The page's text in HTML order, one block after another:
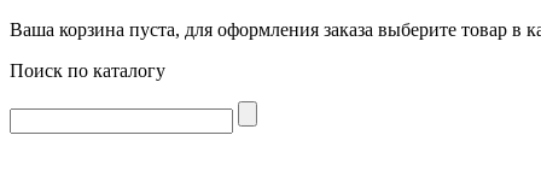
Ваша корзина пуста, для оформления заказа выберите товар в
Поиск по каталогу